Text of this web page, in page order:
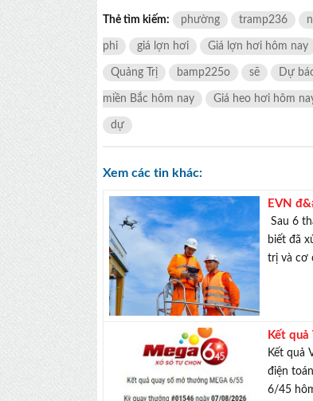
Thẻ tìm kiếm: phường tramp236
phi giá lợn hơi Giá lợn hơi hôm nay
Quảng Trị bamp225o sẽ Dự
miền Bắc hôm nay Giá heo hơi hôm
dự
Xem các tin khác:
EVN
Sau 6
biết đã
trị và cơ
Kết
Kết quả
điện
6/45